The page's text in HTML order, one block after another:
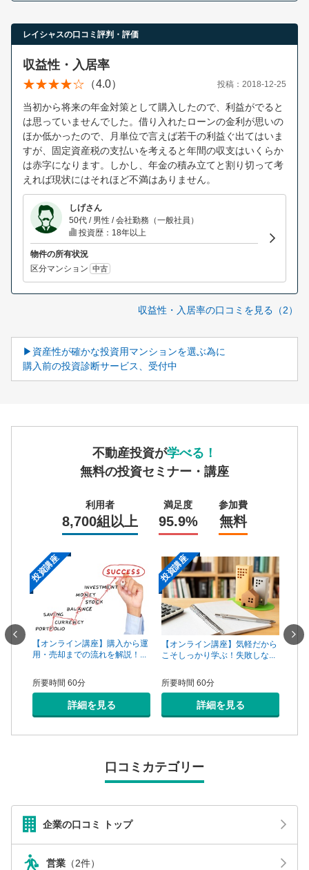
レイシャスの口コミ評判・評価
収益性・入居率
（4.0） 投稿：2018-12-25
当初から将来の年金対策として購入したので、利益がでると
は思っていませんでした。借り入れたローンの金利が思いの
ほか低かったので、月単位で言えば若干の利益ぐ出てはいま
すが、固定資産税の支払いを考えると年間の収支はいくらか
は赤字になります。しかし、年金の積み立てと割り切って考
えれば現状にはそれほど不満はありません。
しげさん
50代 / 男性 / 会社勤務（一般社員）
投資歴：18年以上
物件の所有状況
区分マンション 中古
収益性・入居率の口コミを見る（2）
▶資産性が確かな投資用マンションを選ぶ為に
購入前の投資診断サービス、受付中
不動産投資が学べる！
無料の投資セミナー・講座
利用者
8,700組以上
満足度
95.9%
参加費
無料
手は
投資講座
【オンライン講座】購入から運
用・売却までの流れを解説！...
所要時間 60分
詳細を見る
投資講座
【オンライン講座】気軽だから
こそしっかり学ぶ！失敗しな...
所要時間 60分
詳細を見る
【オ
口コミカテゴリー
企業の口コミ トップ
営業 （2件）